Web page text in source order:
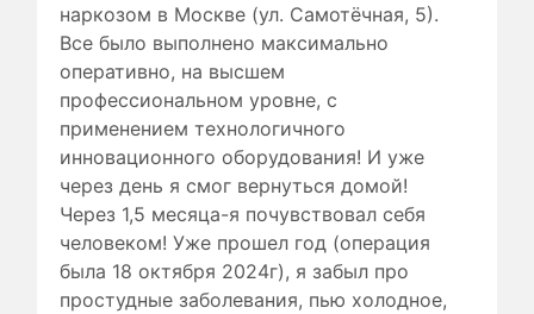
наркозом в Москве (ул. Самотёчная, 5).
Все было выполнено максимально
оперативно, на высшем
профессиональном уровне, с
применением технологичного
инновационного оборудования! И уже
через день я смог вернуться домой!
Через 1,5 месяца-я почувствовал себя
человеком! Уже прошел год (операция
была 18 октября 2024г), я забыл про
простудные заболевания, пью холодное,